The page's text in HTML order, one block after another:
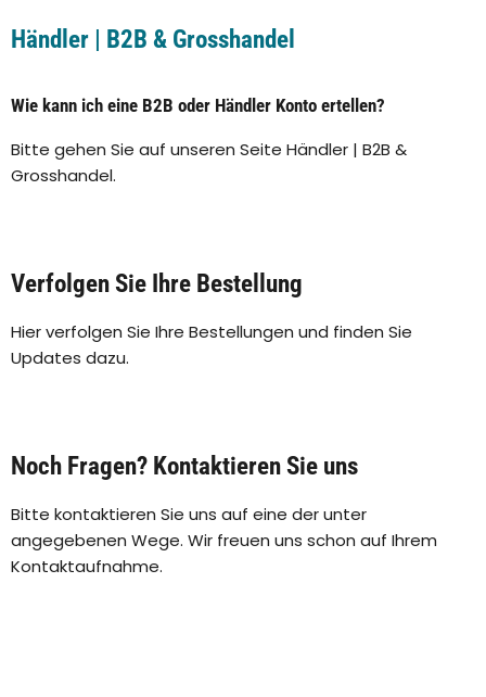
Händler | B2B & Grosshandel
Wie kann ich eine B2B oder Händler Konto ertellen?
Bitte gehen Sie auf unseren Seite Händler | B2B &
Grosshandel.
Verfolgen Sie Ihre Bestellung
Hier verfolgen Sie Ihre Bestellungen und finden Sie
Updates dazu.
Noch Fragen? Kontaktieren Sie uns
Bitte kontaktieren Sie uns auf eine der unter
angegebenen Wege. Wir freuen uns schon auf Ihrem
Kontaktaufnahme.